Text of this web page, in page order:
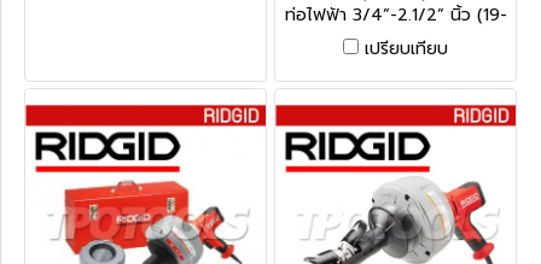
ท่อไฟฟ้า 3/4”-2.1/2” นิ้ว (19-
64 มม.) พร้อมสายเคเบิ้ล C-1IC
+ หัวหางหมู 5/16” ยาว 25 ฟุต
+ สายเคเบิ้ล C-6 + ชุดหัวล้าง
ท่อ T250 + กล่องเครื่องมือ
(ใช้กับขนาดสาย 5/16” และ
3/8” ได้) AUTOFEED ริดยิท
“RIDGID” USA.
เปรียบเทียบ